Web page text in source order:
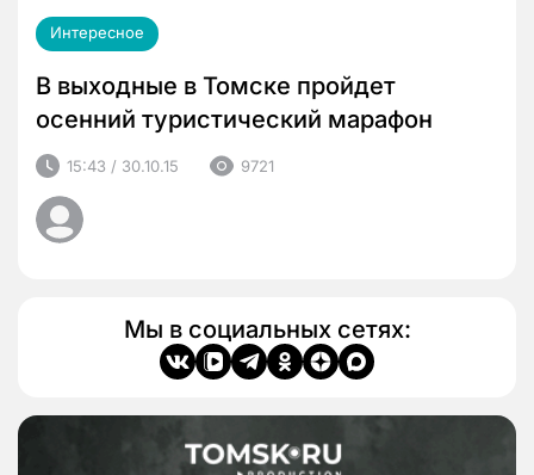
Интересное
В выходные в Томске пройдет
осенний туристический марафон
15:43 / 30.10.15 9721
Мы в социальных сетях: